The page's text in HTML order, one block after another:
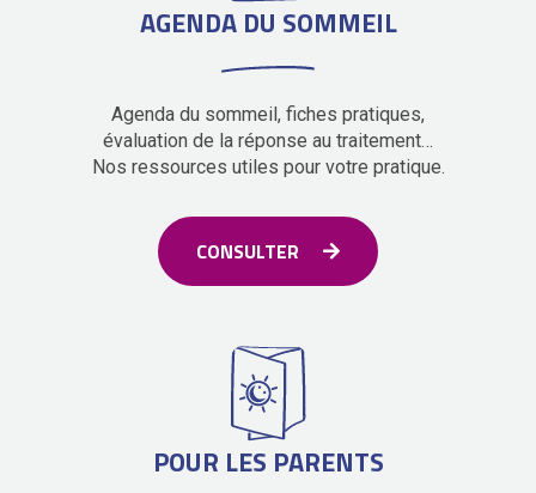
AGENDA DU SOMMEIL
Agenda du sommeil, fiches pratiques,
évaluation de la réponse au traitement…
Nos ressources utiles pour votre pratique.
CONSULTER
POUR LES PARENTS